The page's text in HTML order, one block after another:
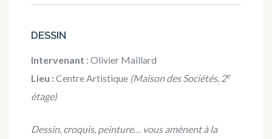
DESSIN
Intervenant : Olivier Maillard
Lieu :Centre Artistique (Maison des Sociétés, 2e
étage)
Dessin, croquis, peinture… vous amènent à la